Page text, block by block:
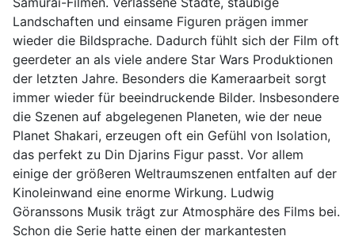
Landschaften und einsame Figuren prägen immer
wieder die Bildsprache. Dadurch fühlt sich der Film oft
geerdeter an als viele andere Star Wars Produktionen
der letzten Jahre. Besonders die Kameraarbeit sorgt
immer wieder für beeindruckende Bilder. Insbesondere
die Szenen auf abgelegenen Planeten, wie der neue
Planet Shakari, erzeugen oft ein Gefühl von Isolation,
das perfekt zu Din Djarins Figur passt. Vor allem
einige der größeren Weltraumszenen entfalten auf der
Kinoleinwand eine enorme Wirkung. Ludwig
Göranssons Musik trägt zur Atmosphäre des Films bei.
Schon die Serie hatte einen der markantesten